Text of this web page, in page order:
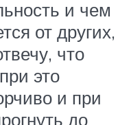
и чем
от других,
что
это
и при
до